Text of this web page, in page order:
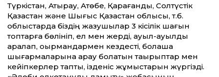
Түркістан, Атырау, Ақтөбе, Қарағанды, Солтүстік
Қазақстан және Шығыс Қазақстан облысы, т.б.
облыстарда біздің жазушылар 3 кісілік шағын
топтарға бөлініп, ел мен жерді, ауыл-ауылды
аралап, оқырмандармен кездесті, болашақ
шығармаларына арқау болатын тақырыптар мен
кейіпкерлер тапты, ізденіс жұмыстарын жүргізді.